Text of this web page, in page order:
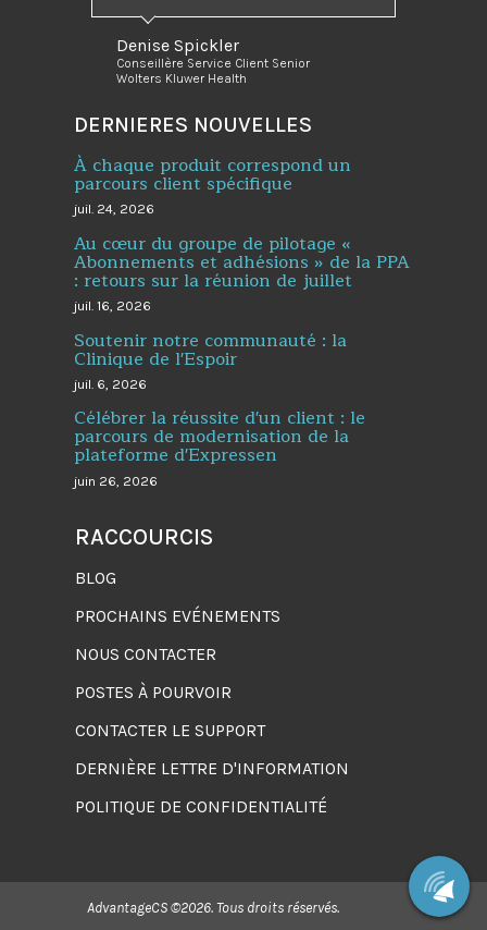
Denise Spickler
Conseillère Service Client Senior
Wolters Kluwer Health
DERNIERES NOUVELLES
À chaque produit correspond un
parcours client spécifique
juil. 24, 2026
Au cœur du groupe de pilotage «
Abonnements et adhésions » de la PPA
: retours sur la réunion de juillet
juil. 16, 2026
Soutenir notre communauté : la
Clinique de l'Espoir
juil. 6, 2026
Célébrer la réussite d'un client : le
parcours de modernisation de la
plateforme d'Expressen
juin 26, 2026
RACCOURCIS
BLOG
PROCHAINS EVÉNEMENTS
NOUS CONTACTER
POSTES À POURVOIR
CONTACTER LE SUPPORT
DERNIÈRE LETTRE D'INFORMATION
POLITIQUE DE CONFIDENTIALITÉ
AdvantageCS ©2026. Tous droits réservés.